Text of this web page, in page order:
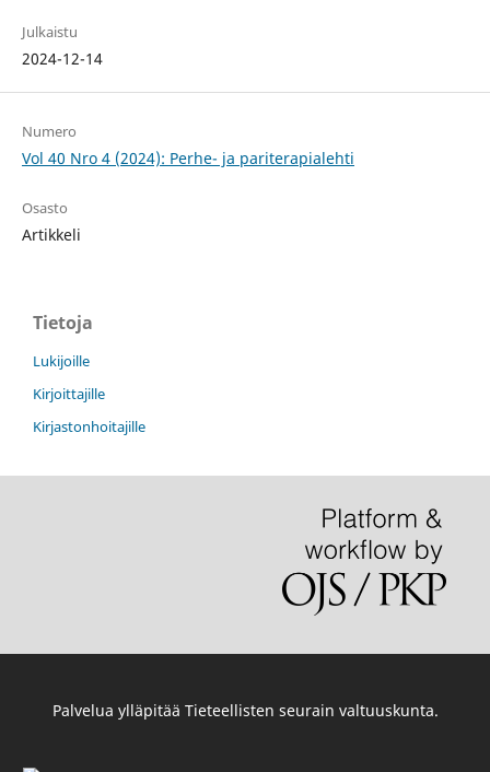
Julkaistu
2024-12-14
Numero
Vol 40 Nro 4 (2024): Perhe- ja pariterapialehti
Osasto
Artikkeli
Tietoja
Lukijoille
Kirjoittajille
Kirjastonhoitajille
Palvelua ylläpitää Tieteellisten seurain valtuuskunta.